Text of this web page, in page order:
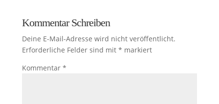
Kommentar Schreiben
Deine E-Mail-Adresse wird nicht veröffentlicht.
Erforderliche Felder sind mit * markiert
Kommentar *